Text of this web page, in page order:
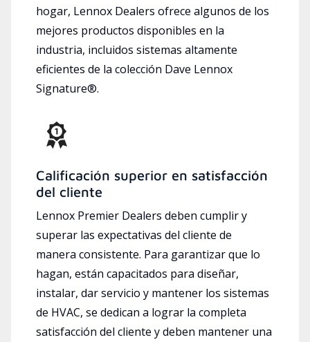
hogar, Lennox Dealers ofrece algunos de los
mejores productos disponibles en la
industria, incluidos sistemas altamente
eficientes de la colección Dave Lennox
Signature®.
Calificación superior en satisfacción
del cliente
Lennox Premier Dealers deben cumplir y
superar las expectativas del cliente de
manera consistente. Para garantizar que lo
hagan, están capacitados para diseñar,
instalar, dar servicio y mantener los sistemas
de HVAC, se dedican a lograr la completa
satisfacción del cliente y deben mantener una